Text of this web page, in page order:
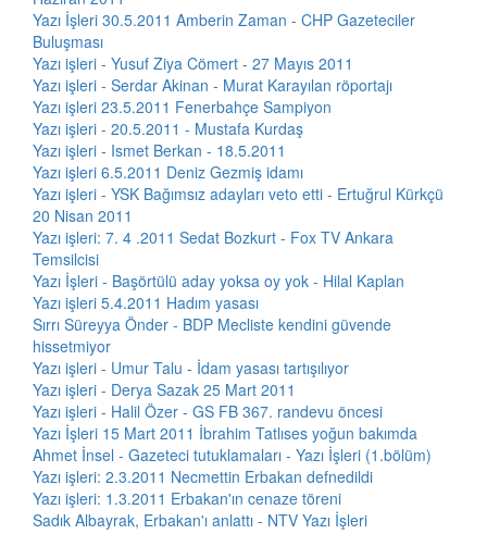
Yazı İşleri 30.5.2011 Amberin Zaman - CHP Gazeteciler
Buluşması
Yazı işleri - Yusuf Ziya Cömert - 27 Mayıs 2011
Yazı işleri - Serdar Akinan - Murat Karayılan röportajı
Yazı işleri 23.5.2011 Fenerbahçe Sampiyon
Yazı işleri - 20.5.2011 - Mustafa Kurdaş
Yazı işleri - Ismet Berkan - 18.5.2011
Yazı işleri 6.5.2011 Deniz Gezmiş idamı
Yazı işleri - YSK Bağımsız adayları veto etti - Ertuğrul Kürkçü
20 Nisan 2011
Yazı işleri: 7. 4 .2011 Sedat Bozkurt - Fox TV Ankara
Temsilcisi
Yazı İşleri - Başörtülü aday yoksa oy yok - Hilal Kaplan
Yazı işleri 5.4.2011 Hadım yasası
Sırrı Süreyya Önder - BDP Mecliste kendini güvende
hissetmiyor
Yazı işleri - Umur Talu - İdam yasası tartışılıyor
Yazı işleri - Derya Sazak 25 Mart 2011
Yazı işleri - Halil Özer - GS FB 367. randevu öncesi
Yazı İşleri 15 Mart 2011 İbrahim Tatlıses yoğun bakımda
Ahmet İnsel - Gazeteci tutuklamaları - Yazı İşleri (1.bölüm)
Yazı işleri: 2.3.2011 Necmettin Erbakan defnedildi
Yazı işleri: 1.3.2011 Erbakan'ın cenaze töreni
Sadık Albayrak, Erbakan'ı anlattı - NTV Yazı İşleri